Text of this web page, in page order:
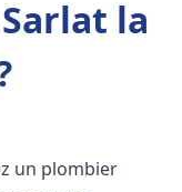
la
un plombier